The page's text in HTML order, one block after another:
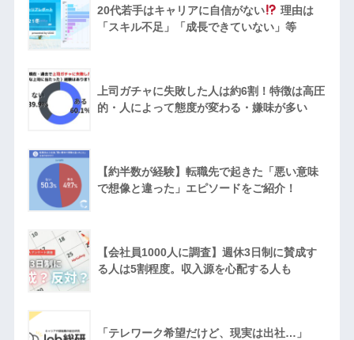
20代若手はキャリアに自信がない
理由は
「スキル不足」「成長できていない」等
上司ガチャに失敗した人は約6割！特徴は高圧
的・人によって態度が変わる・嫌味が多い
【約半数が経験】転職先で起きた「悪い意味
で想像と違った」エピソードをご紹介！
【会社員1000人に調査】週休3日制に賛成す
る人は5割程度。収入源を心配する人も
「テレワーク希望だけど、現実は出社…」